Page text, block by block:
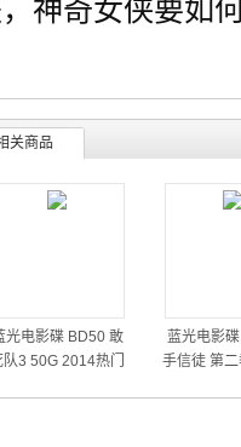
神奇女侠要如
关商品
光电影碟 BD50 敢
队3 50G 2014热门
蓝光电影
手信徒 第